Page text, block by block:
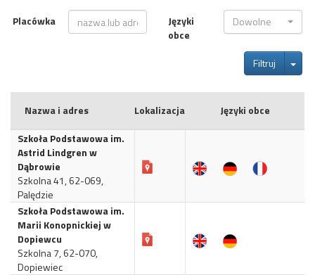
Placówka
Języki
obce
Dowolne
Filtruj
Nazwa i adres Lokalizacja
Języki obce
Szkoła Podstawowa im.
Astrid Lindgren w
Dąbrowie
Szkolna 41, 62-069,
Palędzie
Szkoła Podstawowa im.
Marii Konopnickiej w
Dopiewcu
Szkolna 7, 62-070,
Dopiewiec